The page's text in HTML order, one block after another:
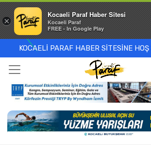
KOCAELİ PARAF HABER SİTESİNE
×
Kocaeli Paraf Haber Sitesi
Kocaeli Paraf
FREE - In Google Play